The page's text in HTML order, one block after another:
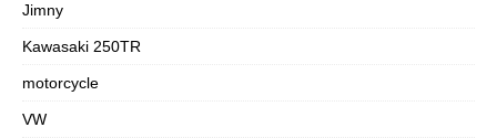
Jimny
Kawasaki 250TR
motorcycle
VW